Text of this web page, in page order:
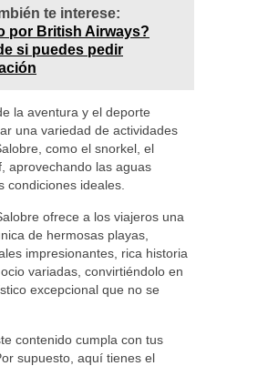
te interese:
por British Airways?
si puedes pedir
la aventura y el deporte
una variedad de actividades
como el snorkel, el
aprovechando las aguas
condiciones ideales.
ofrece a los viajeros una
de hermosas playas,
impresionantes, rica historia
variadas, convirtiéndolo en
excepcional que no se
contenido cumpla con tus
supuesto, aquí tienes el